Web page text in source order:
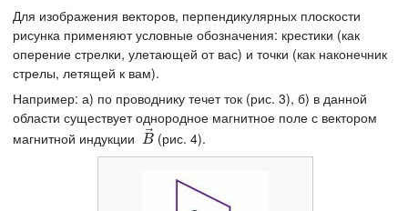
Для изображения векторов, перпендикулярных плоскости
рисунка применяют условные обозначения: крестики (как
оперение стрелки, улетающей от вас) и точки (как наконечник
стрелы, летящей к вам).
Например: а) по проводнику течет ток (рис. 3), б) в данной
области существует однородное магнитное поле с вектором
магнитной индукции B⃗
B→(рис. 4).